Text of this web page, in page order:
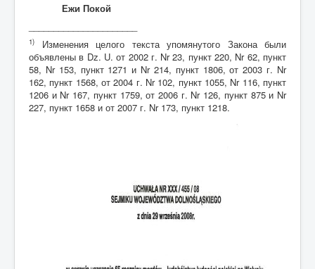
Ежи Покой
1)
Изменения целого текста упомянутого Закона были
объявлены в Dz. U. от 2002 г. Nr 23, пункт 220, Nr 62, пункт
58, Nr 153, пункт 1271 и Nr 214, пункт 1806, от 2003 г. Nr
162, пункт 1568, от 2004 г. Nr 102, пункт 1055, Nr 116, пункт
1206 и Nr 167, пункт 1759, от 2006 г. Nr 126, пункт 875 и Nr
227, пункт 1658 и от 2007 г. Nr 173, пункт 1218.